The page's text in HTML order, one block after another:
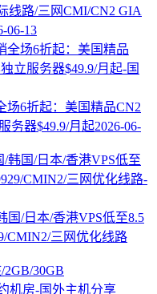
线路/三网CMI/CN2 GIA
06-13
场6折起：美国精品CN2
务器$49.9/月起2026-06-
国/日本/香港VPS低至8.5
CMIN2/三网优化线路